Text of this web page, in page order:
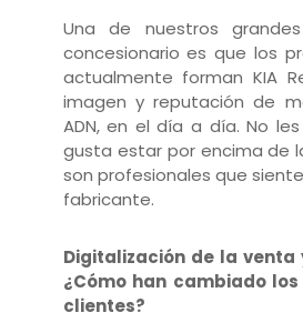
Una de nuestros
concesionario es que los
actualmente forman KIA
imagen y reputación de
ADN, en el día a día. No
gusta estar por encima de
son profesionales que
fabricante.
Digitalización de la
¿Cómo han cambiado
clientes?